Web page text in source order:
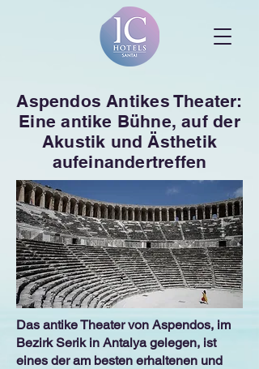
Aspendos Antikes Theater:
Eine antike Bühne, auf der
Akustik und Ästhetik
aufeinandertreffen
Das antike Theater von Aspendos, im
Bezirk Serik in Antalya gelegen, ist
eines der am besten erhaltenen und